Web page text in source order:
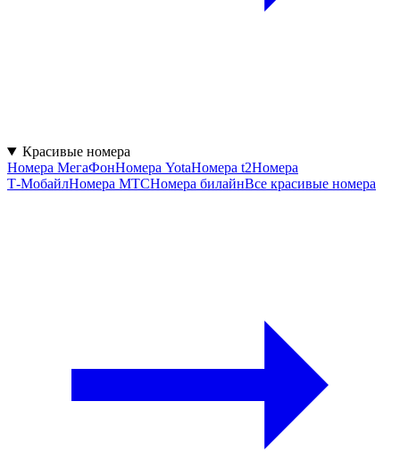
Красивые номера
Номера МегаФонНомера YotaНомера t2Номера
Т‑МобайлНомера МТСНомера билайнВсе красивые номера